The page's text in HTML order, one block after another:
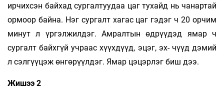
ирчихсэн байхад сургалтуудаа цаг тухайд нь чанартай
ормоор байна. Нэг сургалт хагас цаг гэдэг ч 20 орчим
минут л үргэлжилдэг. Амралтын өдрүүдэд ямар ч
сургалт байхгүй учраас хүүхдүүд, эцэг, эх- чүүд дэмий
л сэлгүүцэж өнгөрүүлдэг. Ямар цэцэрлэг биш дээ.
Жишээ 2